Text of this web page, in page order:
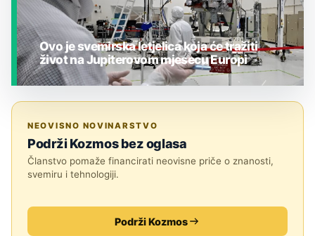
Ovo je svemirska letjelica koja će tražiti
život na Jupiterovom mjesecu Europi
NEOVISNO NOVINARSTVO
Podrži Kozmos bez oglasa
Članstvo pomaže financirati neovisne priče o znanosti,
svemiru i tehnologiji.
Podrži Kozmos